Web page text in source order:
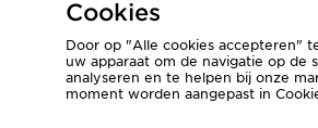
Bezoek onze bedrijfswebsite
Copyright © 2026 JD Sports Fashion Plc,
Cookies
Door op "Alle cookies accepteren"
uw apparaat om de navigatie op
analyseren en te helpen bij onze
moment worden aangepast in